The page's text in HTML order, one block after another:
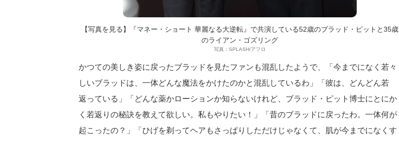
【写真を見る】『マネー・ショート 華麗なる大逆転』で共演している52歳のブラッド・ピットと35歳
のライアン・ゴズリング
写真：SPLASH/アフロ
かつての美しき姿に戻ったブラッドを見たファンも混乱したようで、「今までになく若々
しいブラッドは、一体どんな魔法をかけたのかと混乱しているわ」「彼は、どんどん若
返っている」「どんな薬かローションか知らないけれど、ブラッド・ピット博士にとにか
く若返りの秘訣を教えて欲しい。私もやりたい！」「昔のブラッドに戻ったわ。一体何が
起こったの？」「ひげを剃ってヘアもさっぱりしただけじゃなくて、肌が今までになくす